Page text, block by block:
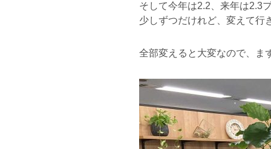
そして今年は2.2、来年は2.3
少しずつだけれど、変えて行
全部変えると大変なので、ま